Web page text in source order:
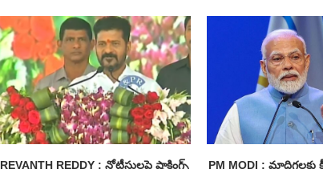
REVANTH REDDY : నోటీసులపై షాకింగ్స్
PM MODI :